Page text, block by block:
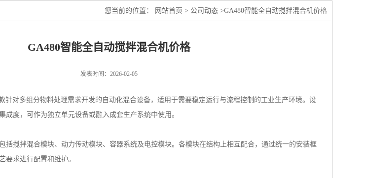
您当前的位置： 网站首页 > 公司动态 >GA480智能全自动搅拌混合机价格
GA480智能全自动搅拌混合机价格
发表时间：2026-02-05
针对多组分物料处理需求开发的自动化混合设备，适用于需要稳定运行与流程控制的工业生产环境。设
成度，可作为独立单元设备或融入成套生产系统中使用。
括搅拌混合模块、动力传动模块、容器系统及电控模块。各模块在结构上相互配合，通过统一的安装框
要求进行配置和维护。